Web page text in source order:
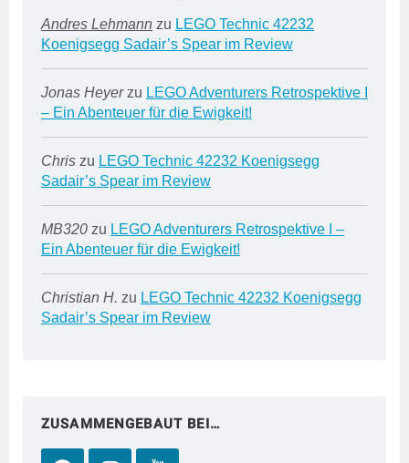
Andres Lehmann zu LEGO Technic 42232
Koenigsegg Sadair’s Spear im Review
Jonas Heyerzu LEGO Adventurers Retrospektive I
– Ein Abenteuer für die Ewigkeit!
Chris zu LEGO Technic 42232 Koenigsegg
Sadair’s Spear im Review
MB320 zu LEGO Adventurers Retrospektive I –
Ein Abenteuer für die Ewigkeit!
Christian H. zu LEGO Technic 42232 Koenigsegg
Sadair’s Spear im Review
ZUSAMMENGEBAUT BEI…